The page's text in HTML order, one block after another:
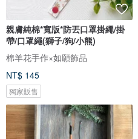
親膚純棉*寬版*防丟口罩掛繩/掛
帶/口罩繩(獅子/狗/小熊)
棉羊花手作×如願飾品
NT$ 145
獨家販售